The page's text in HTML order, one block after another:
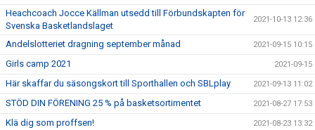
Heachcoach Jocce Källman utsedd till Förbundskapten för
Svenska Basketlandslaget
2021-10-13 12:36
Andelslotteriet dragning september månad 2021-09-15 10:15
Girls camp 2021 2021-09-15
Här skaffar du säsongskort till Sporthallen och SBLplay 2021-09-13 11:02
STÖD DIN FÖRENING 25 % på basketsortimentet 2021-08-27 17:53
Klä dig som proffsen! 2021-08-23 13:32